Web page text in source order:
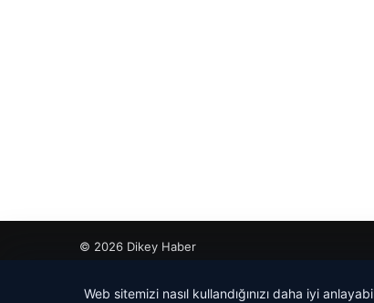
© 2026 Dikey Haber
Web sitemizi nasıl kullandığınızı daha iyi